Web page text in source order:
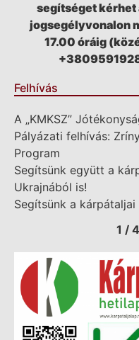
segítséget kérhet
jogsegélyvonalon
17.00 óráig
Felhívás
A „KMKSZ”
Pályázati felhívás:
Program
Segítsünk együtt a
Ukrajnából is!
Segítsünk a
1 / 4